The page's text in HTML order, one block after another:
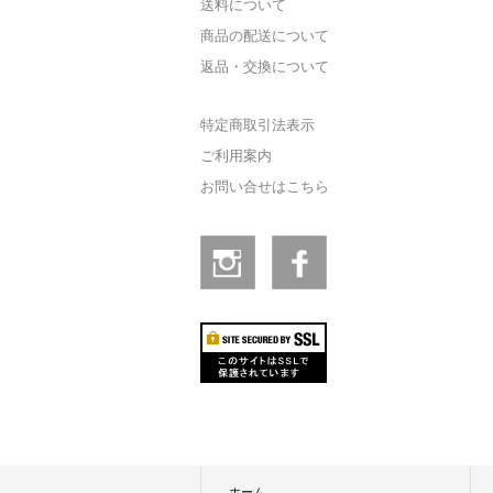
送料について
商品の配送について
返品・交換について
特定商取引法表示
ご利用案内
お問い合せはこちら